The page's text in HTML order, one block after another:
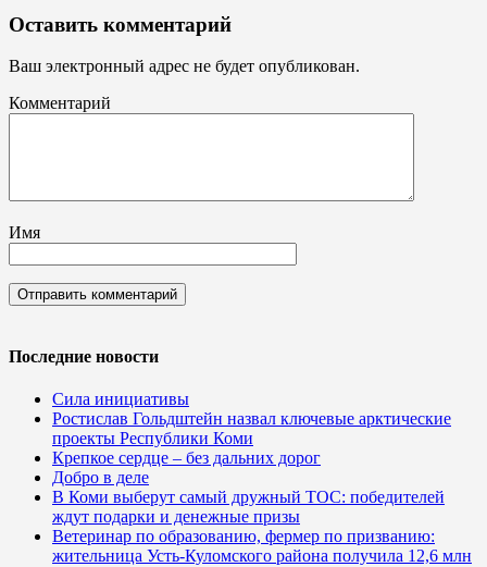
Оставить комментарий
Ваш электронный адрес не будет опубликован.
Комментарий
Имя
Последние новости
Сила инициативы
Ростислав Гольдштейн назвал ключевые арктические
проекты Республики Коми
Крепкое сердце – без дальних дорог
Добро в деле
В Коми выберут самый дружный ТОС: победителей
ждут подарки и денежные призы
Ветеринар по образованию, фермер по призванию:
жительница Усть-Куломского района получила 12,6 млн